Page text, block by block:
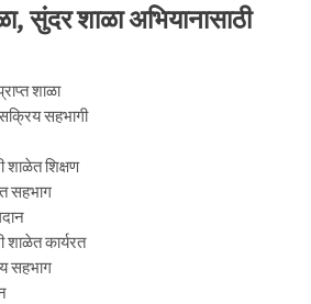
सुंदर शाळा अभियानासाठी
शाळा
सक्रिय सहभागी
शाळेत शिक्षण
सहभाग
शाळेत कार्यरत
सहभाग